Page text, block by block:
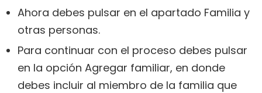
Ahora debes pulsar en el apartado Familia y
otras personas.
Para continuar con el proceso debes pulsar
en la opción Agregar familiar, en donde
debes incluir al miembro de la familia que